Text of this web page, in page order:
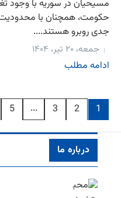
مسیحیان در سوریه با وجود
حکومت، همچنان با
جدی روبرو هستند....
جمعه، ۲۰ تیر، ۱۴۰۴
ادامه مطلب
1
2
3
...
5
درباره ما